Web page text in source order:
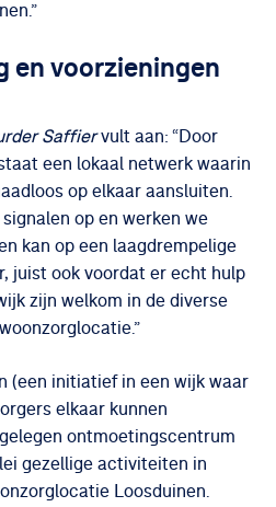
en voorzieningen
Saffiervult aan: “Door
een lokaal netwerk waarin
op elkaar aansluiten.
op en werken we
kan op een laagdrempelige
juist ook voordat er echt hulp
zijn welkom in de diverse
(een initiatief in een wijk waar
elkaar kunnen
ontmoetingscentrum
gezellige activiteiten in
Loosduinen.